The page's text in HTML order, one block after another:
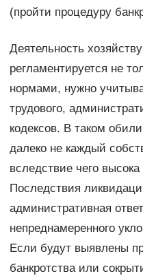
(пройти процедуру
Деятельность
регламентируется не
нормами, нужно
трудового,
кодексов. В таком
далеко не каждый
вследствие чего
Последствия
административная
непреднамеренного
Если будут выявлены
банкротства или